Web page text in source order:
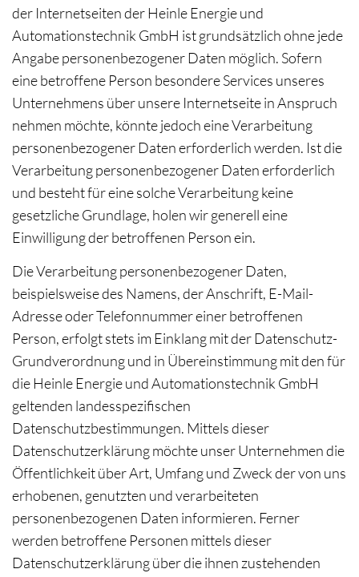
der Internetseiten der Heinle Energie und
Automationstechnik GmbH ist grundsätzlich ohne jede
Angabe personenbezogener Daten möglich. Sofern
eine betroffene Person besondere Services unseres
Unternehmens über unsere Internetseite in Anspruch
nehmen möchte, könnte jedoch eine Verarbeitung
personenbezogener Daten erforderlich werden. Ist die
Verarbeitung personenbezogener Daten erforderlich
und besteht für eine solche Verarbeitung keine
gesetzliche Grundlage, holen wir generell eine
Einwilligung der betroffenen Person ein.
Die Verarbeitung personenbezogener Daten,
beispielsweise des Namens, der Anschrift, E-Mail-
Adresse oder Telefonnummer einer betroffenen
Person, erfolgt stets im Einklang mit der Datenschutz-
Grundverordnung und in Übereinstimmung mit den für
die Heinle Energie und Automationstechnik GmbH
geltenden landesspezifischen
Datenschutzbestimmungen. Mittels dieser
Datenschutzerklärung möchte unser Unternehmen die
Öffentlichkeit über Art, Umfang und Zweck der von uns
erhobenen, genutzten und verarbeiteten
personenbezogenen Daten informieren. Ferner
werden betroffene Personen mittels dieser
Datenschutzerklärung über die ihnen zustehenden